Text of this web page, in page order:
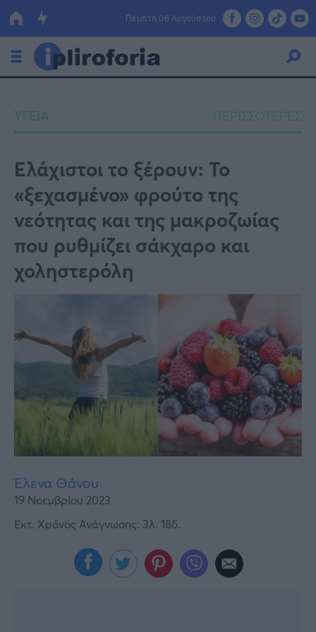
Πέμπτη 06 Αυγούστου
Οικονομία
Πολιτική
Τράπεζες
Επιδοτήσεις
ΕΣΠΑ
Κόσμος
Lifestyle
Αθλητικά
Γυναίκα
Καιρός
ΥΓΕΙΑ ΠΕΡΙΣΣΟΤΕΡΕΣ
Ελάχιστοι το ξέρουν: Το
«ξεχασμένο» φρούτο της
νεότητας και της μακροζωίας
που ρυθμίζει σάκχαρο και
χοληστερόλη
Έλενα Θάνου
19 Νοεμβρίου 2023
Εκτ. Χρόνος Ανάγνωσης: 3λ. 18δ.